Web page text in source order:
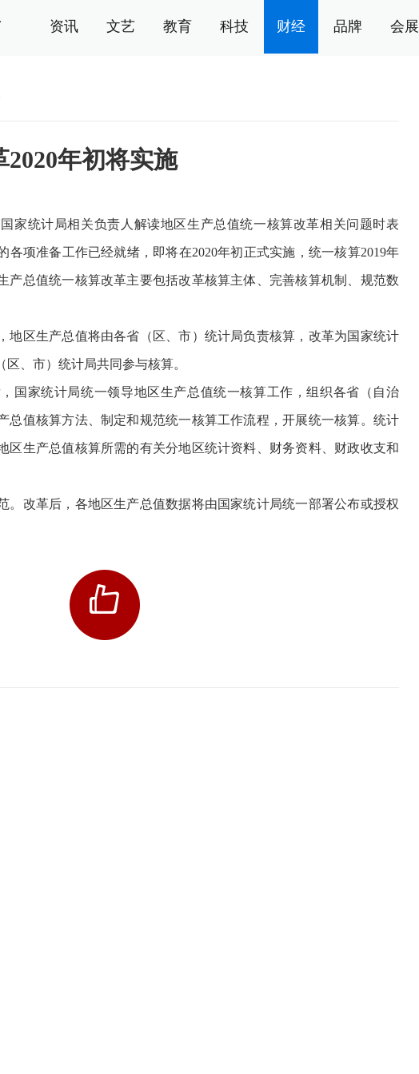
资讯 文艺 教育 科技 财经 品牌 会展
年初将实施
统计局相关负责人解读地区生产总值统一核算改革相关问题时表
各项准备工作已经就绪，即将在2020年初正式实施，统一核算2019年
产总值统一核算改革主要包括改革核算主体、完善核算机制、规范数
区生产总值将由各省（区、市）统计局负责核算，改革为国家统计
、市）统计局共同参与核算。
家统计局统一领导地区生产总值统一核算工作，组织各省（自治
总值核算方法、制定和规范统一核算工作流程，开展统一核算。统计
区生产总值核算所需的有关分地区统计资料、财务资料、财政收支和
改革后，各地区生产总值数据将由国家统计局统一部署公布或授权